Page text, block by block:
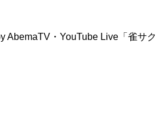
AbemaTV・YouTube Live「雀サク